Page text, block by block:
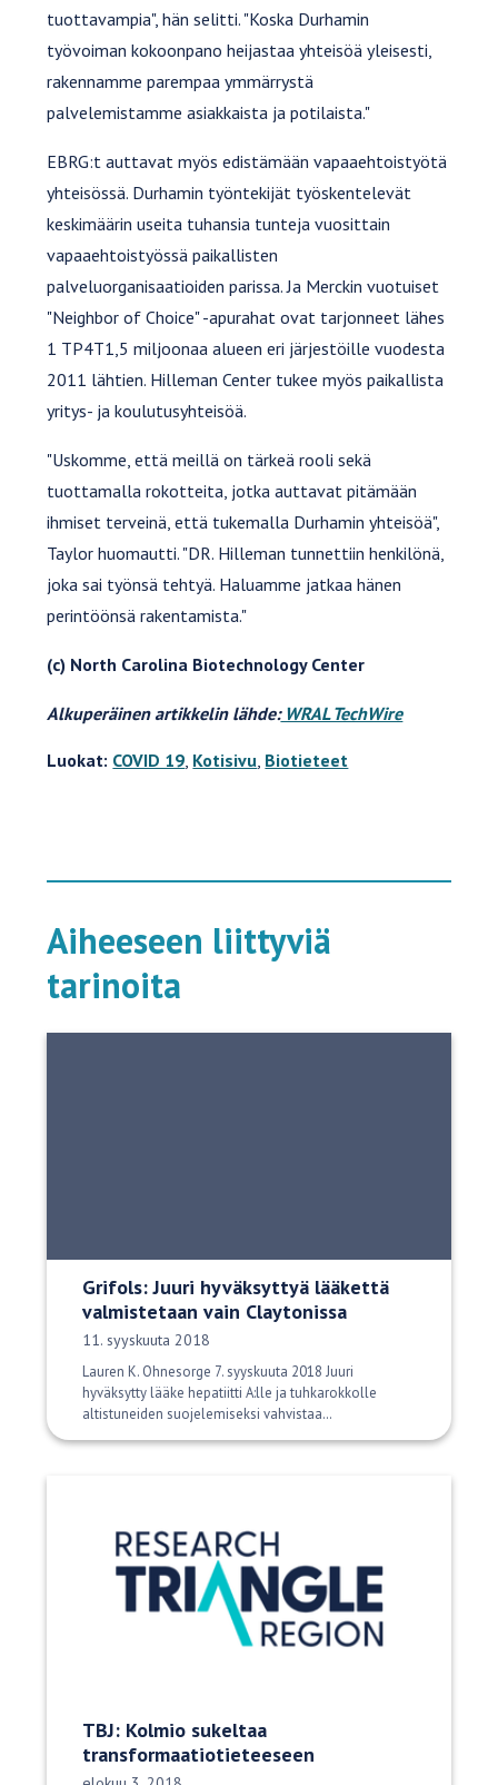
tuottavampia", hän selitti. "Koska Durhamin
työvoiman kokoonpano heijastaa yhteisöä yleisesti,
rakennamme parempaa ymmärrystä
palvelemistamme asiakkaista ja potilaista."
EBRG:t auttavat myös edistämään vapaaehtoistyötä
yhteisössä. Durhamin työntekijät työskentelevät
keskimäärin useita tuhansia tunteja vuosittain
vapaaehtoistyössä paikallisten
palveluorganisaatioiden parissa. Ja Merckin vuotuiset
"Neighbor of Choice" -apurahat ovat tarjonneet lähes
1 TP4T1,5 miljoonaa alueen eri järjestöille vuodesta
2011 lähtien. Hilleman Center tukee myös paikallista
yritys- ja koulutusyhteisöä.
"Uskomme, että meillä on tärkeä rooli sekä
tuottamalla rokotteita, jotka auttavat pitämään
ihmiset terveinä, että tukemalla Durhamin yhteisöä",
Taylor huomautti. "DR. Hilleman tunnettiin henkilönä,
joka sai työnsä tehtyä. Haluamme jatkaa hänen
perintöönsä rakentamista."
(c) North Carolina Biotechnology Center
Alkuperäinen artikkelin lähde:WRAL TechWire
Luokat: COVID 19 Kotisivu Biotieteet
Aiheeseen liittyviä
tarinoita
Grifols: Juuri hyväksyttyä lääkettä
valmistetaan vain Claytonissa
Julkaisupäivä:
11. syyskuuta 2018
Lauren K. Ohnesorge 7. syyskuuta 2018 Juuri
hyväksytty lääke hepatiitti A:lle ja tuhkarokkolle
altistuneiden suojelemiseksi vahvistaa…
TBJ: Kolmio sukeltaa
transformaatiotieteeseen